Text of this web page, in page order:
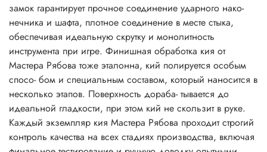
замок гарантирует прочное соединение ударного нако-
нечника и шафта, плотное соединение в месте стыка,
обеспечивая идеальную скрутку и монолитность
инструмента при игре. Финишная обработка кия от
Мастера Рябова тоже эталонна, кий полируется особым
спосо- бом и специальным составом, который наносится в
несколько этапов. Поверхность дораба- тывается до
идеальной гладкости, при этом кий не скользит в руке.
Каждый экземпляр кия Мастера Рябова проходит строгий
контроль качества на всех стадиях производства, включая